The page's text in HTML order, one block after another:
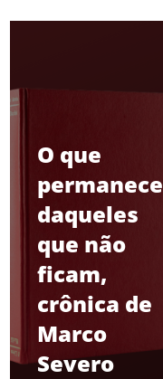
O que
permanece
daqueles
que não
ficam,
crônica de
Marco
Severo